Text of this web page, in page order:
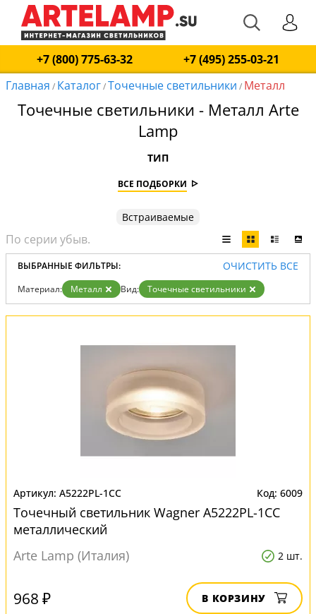
+7 (800) 775-63-32
+7 (495) 255-03-21
Главная / Каталог/Точечные светильники / Металл
Точечные светильники - Металл Arte
Lamp
ТИП
ВСЕ ПОДБОРКИ
Встраиваемые
ВЫБРАННЫЕ ФИЛЬТРЫ: ОЧИСТИТЬ ВСЕ
Материал: Металл Вид: Точечные светильники
A5222PL-1CC 6009
Точечный светильник Wagner A5222PL-1CC
металлический
Arte Lamp (Италия)
2 шт.
968 ₽ В КОРЗИНУ